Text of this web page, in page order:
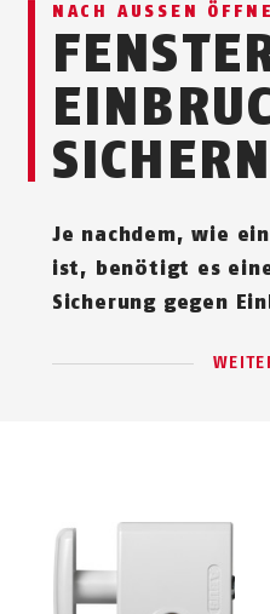
NACH AUSSEN
SICHERN
Je nachdem, wie
ist, benötigt es
Sicherung gegen